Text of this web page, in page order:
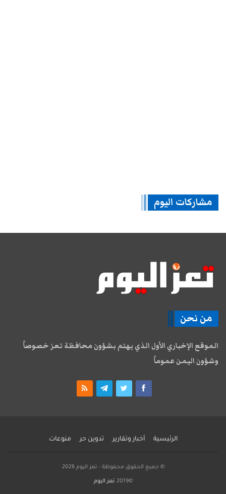
مشاركات اليوم
من نحن
الموقع الإخباري الأول الذي يهتم بشؤون محافظة تعز خصوصاً
وشؤون اليمن عموماً
الرئيسية أخبار وتقارير تدوين حر منوعات
© جميع الحقوق محفوظة - تعز اليوم 2026
©2019 تعز اليوم